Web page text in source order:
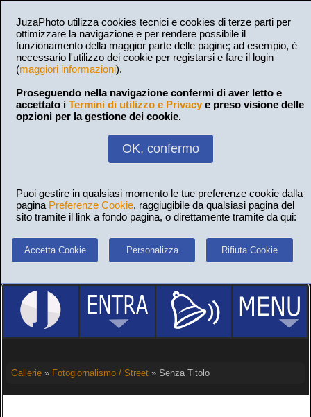
JuzaPhoto utilizza cookies tecnici e cookies di terze parti per
ottimizzare la navigazione e per rendere possibile il
funzionamento della maggior parte delle pagine; ad esempio, è
necessario l'utilizzo dei cookie per registarsi e fare il login
(maggiori informazioni).
Proseguendo nella navigazione confermi di aver letto e
accettato i Termini di utilizzo e Privacy e preso visione delle
opzioni per la gestione dei cookie.
OK, confermo
Puoi gestire in qualsiasi momento le tue preferenze cookie dalla
pagina Preferenze Cookie, raggiugibile da qualsiasi pagina del
sito tramite il link a fondo pagina, o direttamente tramite da qui:
Accetta Cookie Personalizza Rifiuta Cookie
Gallerie» Fotogiornalismo / Street» Senza Titolo